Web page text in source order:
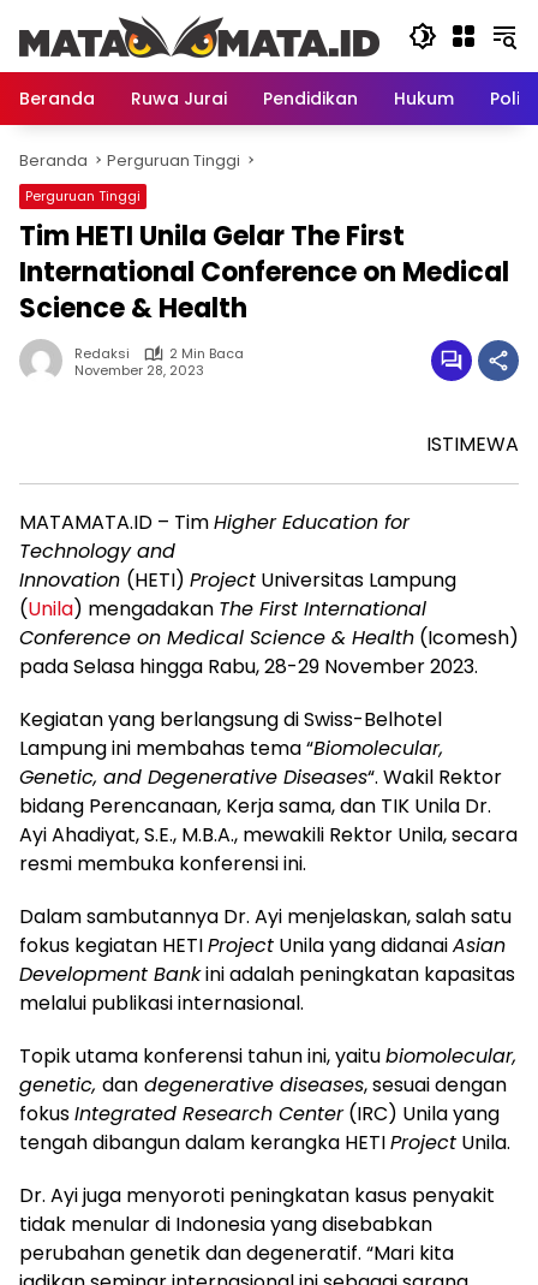
konten
Beranda
Ruwa Jurai Pendidikan Hukum
Beranda Perguruan Tinggi
Perguruan Tinggi
Tim HETI Unila Gelar The First
International Conference on Medical
Science & Health
Redaksi
2 Min Baca
November 28, 2023
ISTIMEWA
MATAMATA.ID – TimHigher Education for
Technology and
Innovation (HETI) Project Universitas Lampung
(Unila) mengadakan The First International
Conference on Medical Science & Health (Icomesh)
pada Selasa hingga Rabu, 28-29 November 2023.
Kegiatan yang berlangsung di Swiss-Belhotel
Lampung ini membahas tema “Biomolecular,
Genetic, and Degenerative Diseases“. Wakil Rektor
bidang Perencanaan, Kerja sama, dan TIK Unila Dr.
Ayi Ahadiyat, S.E., M.B.A., mewakili Rektor Unila, secara
resmi membuka konferensi ini.
Dalam sambutannya Dr. Ayi menjelaskan, salah satu
fokus kegiatan HETIProject Unila yang didanaiAsian
Development Bankini adalah peningkatan kapasitas
melalui publikasi internasional.
Topik utama konferensi tahun ini, yaitubiomolecular,
genetic, dan degenerative diseases, sesuai dengan
fokusIntegrated Research Center(IRC) Unila yang
tengah dibangun dalam kerangka HETIProject Unila.
Dr. Ayi juga menyoroti peningkatan kasus penyakit
tidak menular di Indonesia yang disebabkan
perubahan genetik dan degeneratif. “Mari kita